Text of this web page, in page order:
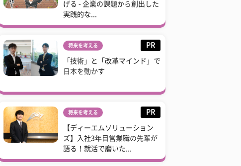
げる - 企業の課題から創出した
実践的な...
将来を考える PR
「技術」と「改革マインド」で
日本を動かす
将来を考える PR
【ディーエムソリューション
ズ】入社3年目営業職の先輩が
語る！就活で磨いた...